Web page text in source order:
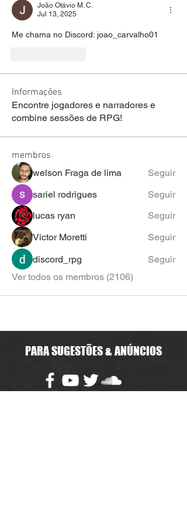
João Otávio M. C.
Jul 13, 2025
Me chama no Discord: joao_carvalho01
Informações
Encontre jogadores e narradores e
combine sessões de RPG!
membros
welson Fraga de lima
Seguir
sariel rodrigues
Seguir
lucas ryan
Seguir
Victor Moretti
Seguir
discord_rpg
Seguir
Ver todos os membros (2106)
PARA SUGESTÕES & ANÚNCIOS